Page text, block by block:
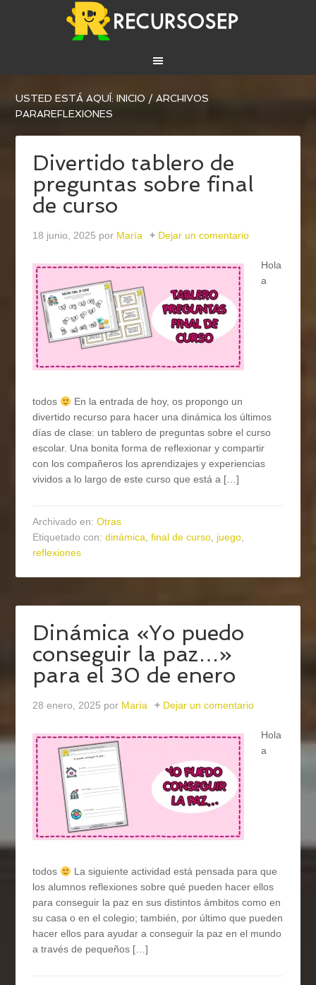
USTED ESTÁ AQUÍ:INICIO / ARCHIVOS
PARAREFLEXIONES
Divertido tablero de
preguntas sobre final
de curso
18 junio, 2025 por María Dejar un comentario
Hola
a
todos
En la entrada de hoy, os propongo un
divertido recurso para hacer una dinámica los últimos
días de clase: un tablero de preguntas sobre el curso
escolar. Una bonita forma de reflexionar y compartir
con los compañeros los aprendizajes y experiencias
vividos a lo largo de este curso que está a […]
Archivado en:Otras
Etiquetado con:dinámica,final de curso, juego,
reflexiones
Dinámica «Yo puedo
conseguir la paz…»
para el 30 de enero
28 enero, 2025 por María Dejar un comentario
Hola
a
todos
La siguiente actividad está pensada para que
los alumnos reflexiones sobre qué pueden hacer ellos
para conseguir la paz en sus distintos ámbitos como en
su casa o en el colegio; también, por último que pueden
hacer ellos para ayudar a conseguir la paz en el mundo
a través de pequeños […]